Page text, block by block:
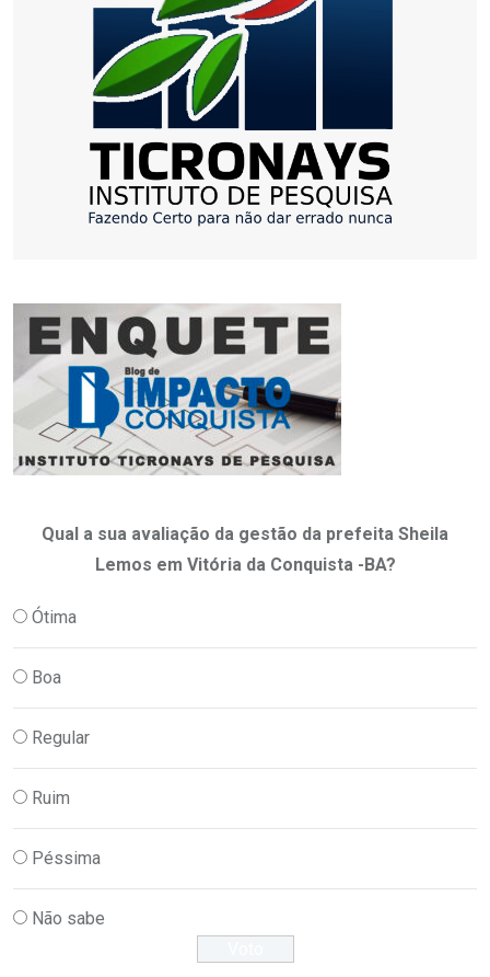
Qual a sua avaliação da gestão da prefeita Sheila
Lemos em Vitória da Conquista -BA?
Ótima
Boa
Regular
Ruim
Péssima
Não sabe